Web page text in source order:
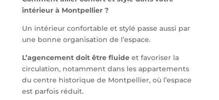
intérieur à Montpellier ?
Un intérieur confortable et stylé passe aussi par
une bonne organisation de l’espace.
L’agencement doit être fluideet favoriser la
circulation, notamment dans les appartements
du centre historique de Montpellier, où l’espace
est parfois réduit.